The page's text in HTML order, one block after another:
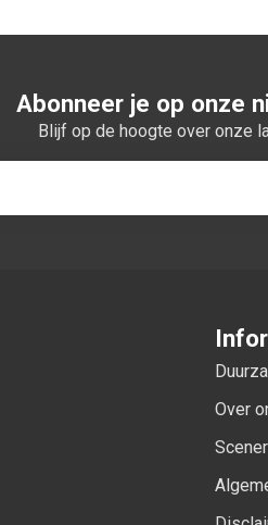
Abonneer je op onze
Blijf op de hoogte over onze
Over